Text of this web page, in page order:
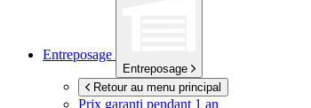
Entreposage
Entreposage
Retour au menu principal
Prix garanti pendant 1 an